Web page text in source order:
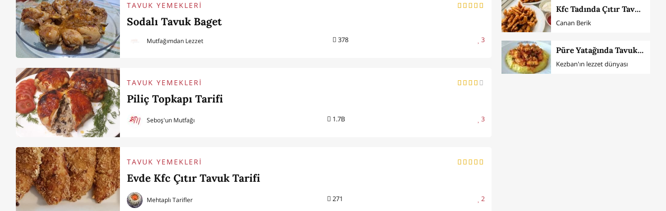
TAVUK YEMEKLERİ
Sodalı Tavuk Baget
378 3
Mutfağımdan Lezzet
TAVUK YEMEKLERİ
Piliç Topkapı Tarifi
1.7B 3
Seboş'un Mutfağı
TAVUK YEMEKLERİ
Evde Kfc Çıtır Tavuk Tarifi
271 2
Mehtaplı Tarifler
Kfc Tadında Çıtır Tavuklar
Canan Berik
Püre Yatağında Tavuk Sote
Kezban'ın lezzet dünyası